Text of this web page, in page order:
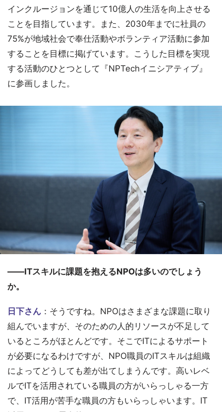
インクルージョンを通じて10億人の生活を向上させる
ことを目指しています。また、2030年までに社員の
75%が地域社会で奉仕活動やボランティア活動に参加
することを目標に掲げています。こうした目標を実現
する活動のひとつとして『NPTechイニシアティブ』
に参画しました。
――ITスキルに課題を抱えるNPOは多いのでしょう
か。
日下さん ：そうですね。NPOはさまざまな課題に取り
組んでいますが、そのための人的リソースが不足して
いるところがほとんどです。そこでITによるサポート
が必要になるわけですが、NPO職員のITスキルは組織
によってどうしても差が出てしまうんです。高いレベ
ルでITを活用されている職員の方がいらっしゃる一方
で、IT活用が苦手な職員の方もいらっしゃいます。IT